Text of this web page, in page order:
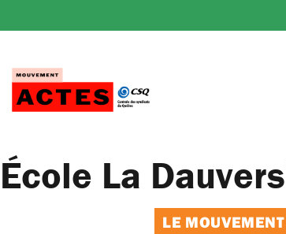
au
École La
LE